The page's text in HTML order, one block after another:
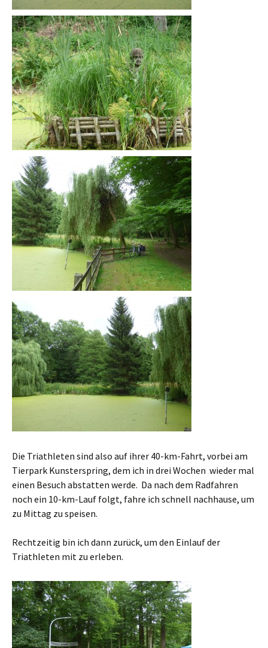
Die Triathleten sind also auf ihrer 40-km-Fahrt, vorbei am
Tierpark Kunsterspring, dem ich in drei Wochen wieder mal
einen Besuch abstatten werde. Da nach dem Radfahren
noch ein 10-km-Lauf folgt, fahre ich schnell nachhause, um
zu Mittag zu speisen.
Rechtzeitig bin ich dann zurück, um den Einlauf der
Triathleten mit zu erleben.